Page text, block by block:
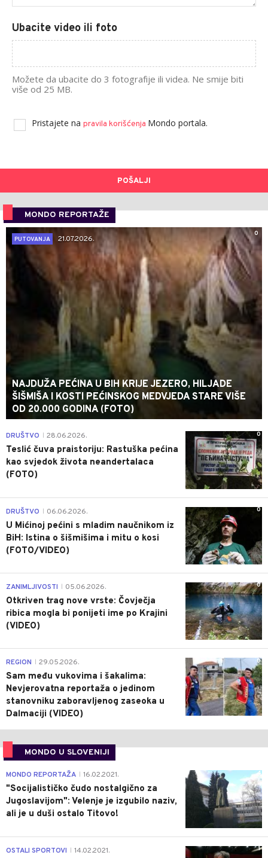
Ubacite video ili foto
Možete da ubacite do 3 fotografije ili videa. Ne smije biti
više od 25 MB.
Pristajete na pravila korišćenja Mondo portala.
POŠALJI
MONDO REPORTAŽE
0
PUTOVANJA
21.07.2026.
NAJDUŽA PEĆINA U BIH KRIJE JEZERO, HILJADE
ŠIŠMIŠA I KOSTI PEĆINSKOG MEDVJEDA STARE VIŠE
OD 20.000 GODINA (FOTO)
0
DRUŠTVO 28.06.2026.
Teslić čuva praistoriju: Rastuška pećina
kao svjedok života neandertalaca
(FOTO)
0
DRUŠTVO 06.06.2026.
U Mićinoj pećini s mladim naučnikom iz
BiH: Istina o šišmišima i mitu o kosi
(FOTO/VIDEO)
0
ZANIMLJIVOSTI 05.06.2026.
Otkriven trag nove vrste: Čovječja
ribica mogla bi ponijeti ime po Krajini
(VIDEO)
0
REGION 29.05.2026.
Sam među vukovima i šakalima:
Nevjerovatna reportaža o jedinom
stanovniku zaboravljenog zaseoka u
Dalmaciji (VIDEO)
MONDO U SLOVENIJI
4
MONDO REPORTAŽA 16.02.2021.
"Socijalističko čudo nostalgično za
Jugoslavijom": Velenje je izgubilo naziv,
ali je u duši ostalo Titovo!
1
OSTALI SPORTOVI 14.02.2021.